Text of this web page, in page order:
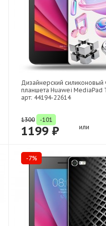
Дизайнерский силиконовый
планшета Huawei MediaPad
арт: 44194-22614
1300 -101
1199 ₽ или
-7%